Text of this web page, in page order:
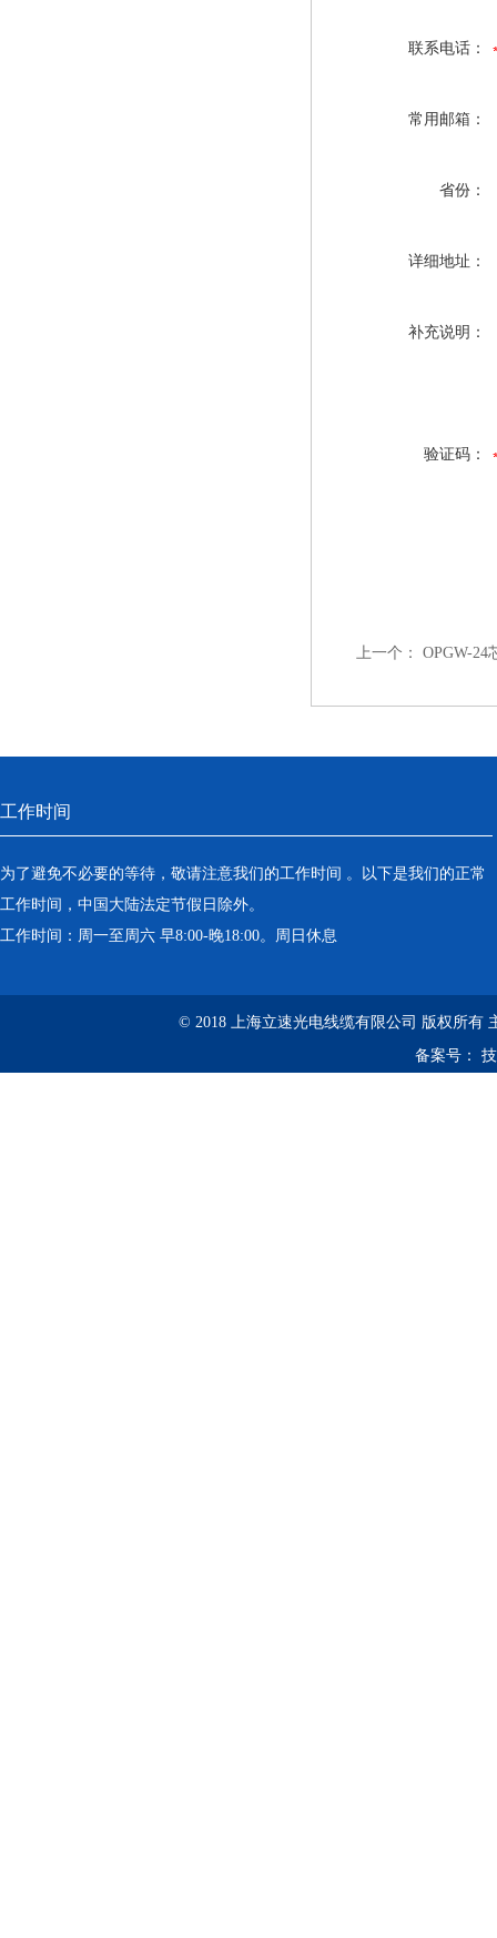
联系电话：
常用邮箱：
省份：
详细地址：
补充说明：
验证码：
上一个： OPGW-24
工作时间
为了避免不必要的等待，敬请注意我们的工作时间 。以下是我们的正常
工作时间，中国大陆法定节假日除外。
工作时间：周一至周六 早8:00-晚18:00。周日休息
© 2018 上海立速光电线缆有限公司 版权所有
备案号：